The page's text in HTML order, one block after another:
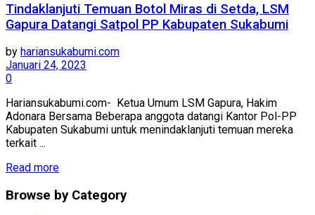
Tindaklanjuti Temuan Botol Miras di Setda, LSM
Gapura Datangi Satpol PP Kabupaten Sukabumi
by hariansukabumi.com
Januari 24, 2023
0
Hariansukabumi.com- Ketua Umum LSM Gapura, Hakim
Adonara Bersama Beberapa anggota datangi Kantor Pol-PP
Kabupaten Sukabumi untuk menindaklanjuti temuan mereka
terkait ...
Read more
Browse by Category